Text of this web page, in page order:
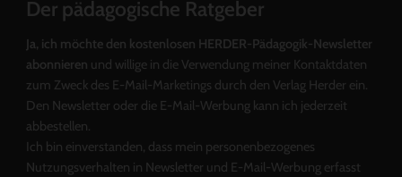
Der pädagogische Ratgeber
Ja, ich möchte den kostenlosen HERDER-Pädagogik-Newsletter
abonnieren und willige in die Verwendung meiner Kontaktdaten
zum Zweck des E-Mail-Marketings durch den Verlag Herder ein.
Den Newsletter oder die E-Mail-Werbung kann ich jederzeit
abbestellen.
Ich bin einverstanden, dass mein personenbezogenes
Nutzungsverhalten in Newsletter und E-Mail-Werbung erfasst